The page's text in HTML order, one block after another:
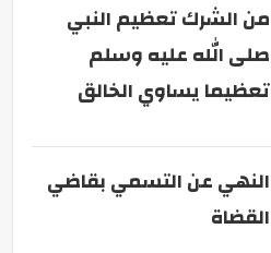
من الشرك تعظيم النبي
صلى الله عليه وسلم
تعظيما يساوي الخالق
النهي عن التسمي بقاضي
القضاة